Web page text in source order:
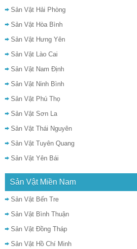
Sản Vật Hải Phòng
Sản Vật Hòa Bình
Sản Vật Hưng Yên
Sản Vật Lào Cai
Sản Vật Nam Định
Sản Vật Ninh Bình
Sản Vật Phú Thọ
Sản Vật Sơn La
Sản Vật Thái Nguyên
Sản Vật Tuyên Quang
Sản Vật Yên Bái
Sản Vật Miền Nam
Sản Vật Bến Tre
Sản Vật Bình Thuận
Sản Vật Đồng Tháp
Sản Vật Hồ Chí Minh